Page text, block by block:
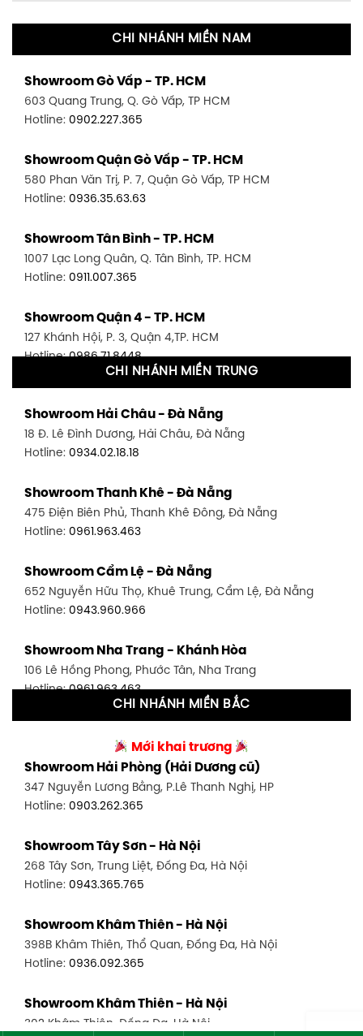
CHI NHÁNH MIỀN NAM
Showroom Gò Vấp - TP. HCM
603 Quang Trung, Q. Gò Vấp, TP HCM
Hotline: 0902.227.365
Showroom Quận Gò Vấp - TP. HCM
580 Phan Văn Trị, P. 7, Quận Gò Vấp, TP HCM
Hotline: 0936.35.63.63
Showroom Tân Bình - TP. HCM
1007 Lạc Long Quân, Q. Tân Bình, TP. HCM
Hotline: 0911.007.365
Showroom Quận 4 - TP. HCM
127 Khánh Hội, P. 3, Quận 4,TP. HCM
Hotline:0986.71.8448
1411 Đường 3/2, P. 16, Quận 11, TP. HCM
Hotline:0906.256.759
1448 Huỳnh Tấn Phát, Phú Thuận, Quận 7, TP HCM
Hotline:0946.480.580
348 Đ. Bạch Đằng, P. 14, Bình Thạnh, TP HCM
Hotline:0902.716.230
591 Hoàng Văn Thụ, P. 4, Tân Bình, TP HCM
Hotline:0906.256.759
Showroom Tân Bình 2 - TP. HCM
0986.71.8448
Showroom Thuận An - Bình Dương
66 đường DT743, An Phú, Thuận An, Bình Dương
Showroom Biên Hòa - Đồng Nai
452 Nguyễn Ái Quốc, Tân Tiến, TP. Biên Hòa, Đồng Nai
CHI NHÁNH MIỀN TRUNG
Showroom Hải Châu - Đà Nẵng
18 Đ. Lê Đình Dương, Hải Châu, Đà Nẵng
Hotline: 0934.02.18.18
Showroom Thanh Khê - Đà Nẵng
475 Điện Biên Phủ, Thanh Khê Đông, Đà Nẵng
Hotline: 0961.963.463
Showroom Cẩm Lệ - Đà Nẵng
652 Nguyễn Hữu Thọ, Khuê Trung, Cẩm Lệ, Đà Nẵng
Hotline: 0943.960.966
Showroom Nha Trang - Khánh Hòa
106 Lê Hồng Phong, Phước Tân, Nha Trang
Hotline:0961.963.463
27-29 Nguyễn Sỹ Sách, Hưng Bình, TP Vinh, Nghệ An
Hotline:0943.960.966
Showroom Buôn Ma Thuột
Hotline:0934.02.18.18
CHI NHÁNH MIỀN BẮC
Mới khai trương
Showroom Hải Phòng (Hải Dương cũ)
347 Nguyễn Lương Bằng, P.Lê Thanh Nghị, HP
Hotline: 0903.262.365
Showroom Tây Sơn - Hà Nội
268 Tây Sơn, Trung Liệt, Đống Đa, Hà Nội
Hotline: 0943.365.765
Showroom Khâm Thiên - Hà Nội
398B Khâm Thiên, Thổ Quan, Đống Đa, Hà Nội
Hotline: 0936.092.365
Showroom Khâm Thiên - Hà Nội
302 Khâm Thiên, Đống Đa, Hà Nội